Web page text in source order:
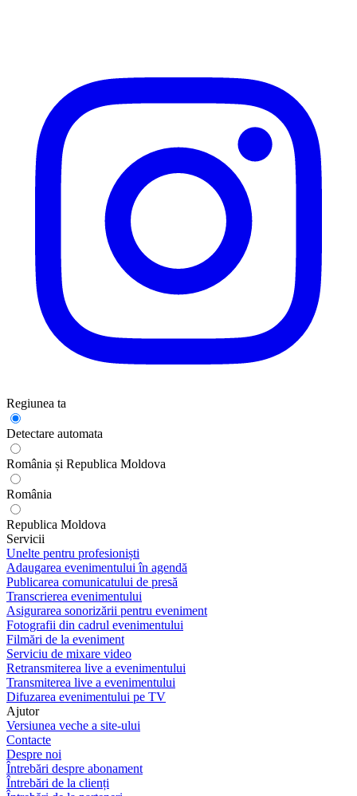
Regiunea ta
Detectare automata
România și Republica Moldova
România
Republica Moldova
Servicii
Unelte pentru profesioniști
Adaugarea evenimentului în agendă
Publicarea comunicatului de presă
Transcrierea evenimentului
Asigurarea sonorizării pentru eveniment
Fotografii din cadrul evenimentului
Filmări de la eveniment
Serviciu de mixare video
Retransmiterea live a evenimentului
Transmiterea live a evenimentului
Difuzarea evenimentului pe TV
Ajutor
Versiunea veche a site-ului
Contacte
Despre noi
Întrebări despre abonament
Întrebări de la clienți